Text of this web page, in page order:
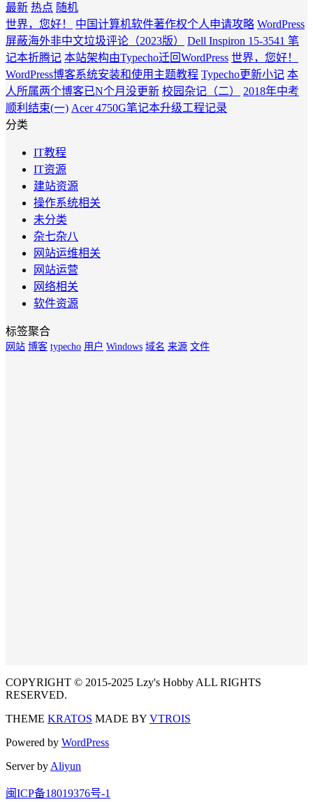
最新 热点 随机
世界，您好！
中国计算机软件著作权个人申请攻略 WordPress
屏蔽海外非中文垃圾评论（2023版）
Dell Inspiron 15-3541 笔
记本折腾记 本站架构由Typecho迁回WordPress 世界，您好！
WordPress博客系统安装和使用主题教程 Typecho更新小记 本
人所属两个博客已N个月没更新 校园杂记（二）
2018年中考
顺利结束(一) Acer 4750G笔记本升级工程记录
分类
IT教程
IT资源
建站资源
操作系统相关
未分类
杂七杂八
网站运维相关
网站运营
网络相关
软件资源
标签聚合
网站 博客 typecho 用户 Windows 域名 来源 文件
COPYRIGHT © 2015-2025 Lzy's Hobby ALL RIGHTS
RESERVED.
THEME KRATOS MADE BY VTROIS
Powered by WordPress
Server by Aliyun
闽ICP备18019376号-1